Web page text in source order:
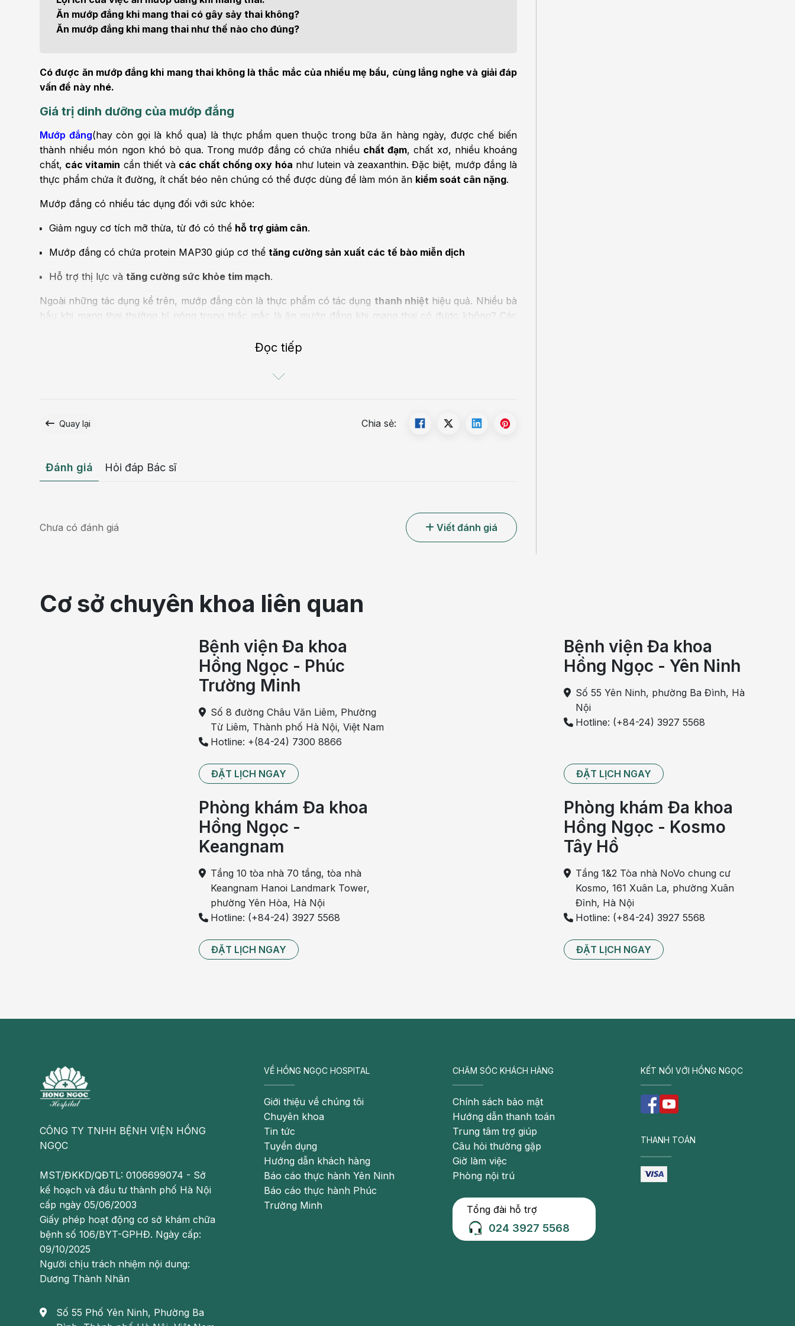
Bệnh học Ung bướu
Thẩm mỹ
Cấp cứu - Hồi sức tích
Ung bướu
Chấn thương chỉnh hình
Ăn mướp đắng khi mang thai có gây sảy thai không?
Ăn mướp đắng khi mang thai như thế nào cho đúng?
Có được ăn mướp đắng khi mang thai không là thắc mắc của nhiều mẹ bầu, cùng lắng nghe và giải đáp
vấn đề này nhé.
Giá trị dinh dưỡng của mướp đắng
Mướp đắng(hay còn gọi là khổ qua) là thực phẩm quen thuộc trong bữa ăn hàng ngày, được chế biến
thành nhiều món ngon khó bỏ qua. Trong mướp đắng có chứa nhiều chất đạm, chất xơ, nhiều khoáng
chất, các vitamin cần thiết và các chất chống oxy hóa như lutein và zeaxanthin. Đặc biệt, mướp đắng là
thực phẩm chứa ít đường, ít chất béo nên chúng có thể được dùng để làm món ăn kiểm soát cân nặng.
Mướp đắng có nhiều tác dụng đối với sức khỏe:
Giảm nguy cơ tích mỡ thừa, từ đó có thể hỗ trợ giảm cân.
Mướp đắng có chứa protein MAP30 giúp cơ thểtăng cường sản xuất các tế bào miễn dịch
Hỗ trợ thị lực vàtăng cường sức khỏe tim mạch.
Ngoài những tác dụng kể trên, mướp đắng còn là thực phẩm có tác dụng thanh nhiệt hiệu quả. Nhiều bà
bầu khi mang thai thường bị nóng trong thắc mắc là ăn mướp đắng khi mang thai có được không? Các
có chứa độc tố gây hại cho thai nhi, đặc biệt trong những tháng đầu tiên.
Ăn mướp đắng khi mang thai có được không?
Ăn mướp đắng khi mang thai có thể đem lại các lợi ích sau:
Trong mướp đắng có chứa nhiều Folate - khoáng chất tham gia vào quá trình phát triển của thai nhi. Bổ
sung đầy đủ lượng Folate giúp mẹ có thể
hạn chế nguy cơ khuyết tật ống thần kinh
Một phần mướp đắng có thể cung cấp khoảng 1/4 nhu cầu Folate trong ngày của mẹ bầu. Thêm vào đó,
nó cũng cung cấp nhiều vitamin giúp tăng sức đề kháng cho cả mẹ và em bé trong bụng.
Ăn mướp đắng khi mang thai giúp mẹ bầu cảm thấy no lâu hơn và giúp
có chứa nhiều chất xơ còn giúp mẹ hạn chế táo bón và còn giúp giảm giảm cảm giác thèm đồ ngọt của
mẹ bầu. Việc giảm cảm giác thèm đồ ngọt cũng có thể giúp mẹ khong nạp quá nhiều đường vào cơ thể,
Trong loại quả này có chứa charantine và Polypeptide-P - là 2 chất có công dụng ngăn ngừa đái tháo
Đọc tiếp
Quay lại Chia sẻ:
Đánh giá Hỏi đáp Bác sĩ
Chưa có đánh giá Viết đánh giá
Cơ sở chuyên khoa liên quan
Bệnh viện Đa khoa
Hồng Ngọc - Phúc
Trường Minh
Số 8 đường Châu Văn Liêm, Phường
Từ Liêm, Thành phố Hà Nội, Việt Nam
Hotline: +(84-24) 7300 8866
ĐẶT LỊCH NGAY
Bệnh viện Đa khoa
Hồng Ngọc - Yên Ninh
Số 55 Yên Ninh, phường Ba Đình, Hà
Nội
Hotline: (+84-24) 3927 5568
ĐẶT LỊCH NGAY
Phòng khám Đa khoa
Hồng Ngọc -
Keangnam
Tầng 10 tòa nhà 70 tầng, tòa nhà
Keangnam Hanoi Landmark Tower,
phường Yên Hòa, Hà Nội
Hotline: (+84-24) 3927 5568
ĐẶT LỊCH NGAY
Phòng khám Đa khoa
Hồng Ngọc - Kosmo
Tây Hồ
Tầng 1&2 Tòa nhà NoVo chung cư
Kosmo, 161 Xuân La, phường Xuân
Đỉnh, Hà Nội
Hotline: (+84-24) 3927 5568
ĐẶT LỊCH NGAY
CÔNG TY TNHH BỆNH VIỆN HỒNG
NGỌC
MST/ĐKKD/QĐTL: 0106699074 - Sở
kế hoạch và đầu tư thành phố Hà Nội
cấp ngày 05/06/2003
Giấy phép hoạt động cơ sở khám chữa
bệnh số 106/BYT-GPHĐ. Ngày cấp:
09/10/2025
Người chịu trách nhiệm nội dung:
Dương Thành Nhân
Số 55 Phố Yên Ninh, Phường Ba
VỀ HỒNG NGỌC HOSPITAL
Giới thiệu về chúng tôi
Chuyên khoa
Tin tức
Tuyển dụng
Hướng dẫn khách hàng
Báo cáo thực hành Yên Ninh
Báo cáo thực hành Phúc
Trường Minh
CHĂM SÓC KHÁCH HÀNG
Chính sách bảo mật
Hướng dẫn thanh toán
Trung tâm trợ giúp
Câu hỏi thường gặp
Giờ làm việc
Phòng nội trú
Tổng đài hỗ trợ
024 3927 5568
KẾT NỐI VỚI HỒNG NGỌC
THANH TOÁN